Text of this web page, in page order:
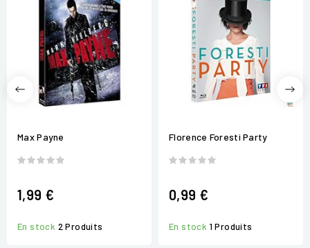
Max Payne
1,99 €
En stock 2 Produits
Florence Foresti Party
0,99 €
En stock 1 Produits